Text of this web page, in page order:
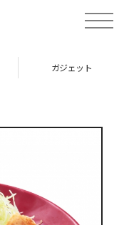
toggle
ガジェット